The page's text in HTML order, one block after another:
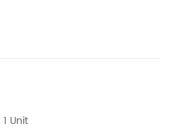
1 Unit